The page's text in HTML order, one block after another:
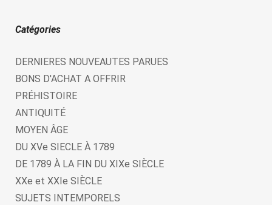
Catégories
DERNIERES NOUVEAUTES PARUES
BONS D'ACHAT A OFFRIR
PRÉHISTOIRE
ANTIQUITÉ
MOYEN ÂGE
DU XVe SIECLE À 1789
DE 1789 À LA FIN DU XIXe SIÈCLE
XXe et XXIe SIÈCLE
SUJETS INTEMPORELS